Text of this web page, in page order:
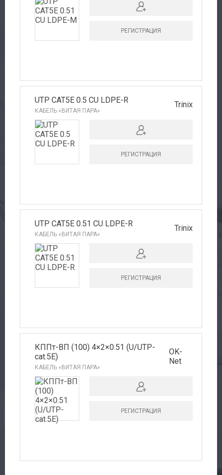
Производители
Сервис
РЕГИСТРАЦИЯ
UTP CAT5E 0.5 CU LDPE-R
КАБЕЛЬ «ВИТАЯ ПАРА»
Trinix
РЕГИСТРАЦИЯ
UTP CAT5E 0.51 CU LDPE-R
КАБЕЛЬ «ВИТАЯ ПАРА»
Trinix
РЕГИСТРАЦИЯ
КППт-ВП (100) 4×2×0.51 (U/UTP-
cat.5E)
КАБЕЛЬ «ВИТАЯ ПАРА»
OK-
Net
РЕГИСТРАЦИЯ